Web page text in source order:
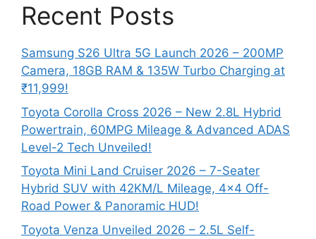
Recent Posts
Samsung S26 Ultra 5G Launch 2026 – 200MP
Camera, 18GB RAM & 135W Turbo Charging at
₹11,999!
Toyota Corolla Cross 2026 – New 2.8L Hybrid
Powertrain, 60MPG Mileage & Advanced ADAS
Level-2 Tech Unveiled!
Toyota Mini Land Cruiser 2026 – 7-Seater
Hybrid SUV with 42KM/L Mileage, 4×4 Off-
Road Power & Panoramic HUD!
Toyota Venza Unveiled 2026 – 2.5L Self-